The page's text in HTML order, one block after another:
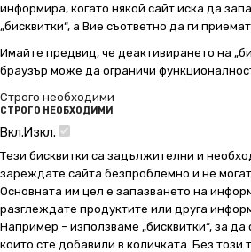
информира, когато някой сайт иска да
„бисквитки“, а Вие съответно да ги
Имайте предвид, че деактивирането на
браузър може да ограничи
Строго необходими
СТРОГО НЕОБХОДИМИ
Вкл.Изкл.
Тези бисквитки са задължителни и
зареждате сайта безпроблемно и не
Основната им цел е запазването на
разглеждате продуктите или друга
Например – използваме „бисквитки“, за
които сте добавили в количката. Без този